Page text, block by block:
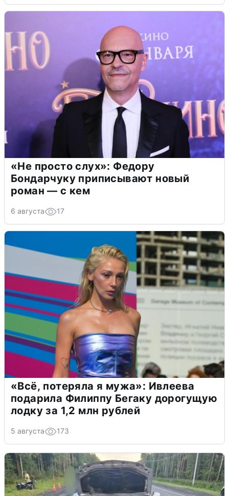
«Не просто слух»: Федору
Бондарчуку приписывают новый
роман — с кем
6 августа 17
«Всё, потеряла я мужа»: Ивлеева
подарила Филиппу Бегаку дорогущую
лодку за 1,2 млн рублей
5 августа 173